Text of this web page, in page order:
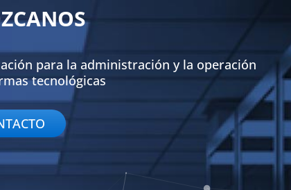
para la administración y la operación
tecnológicas